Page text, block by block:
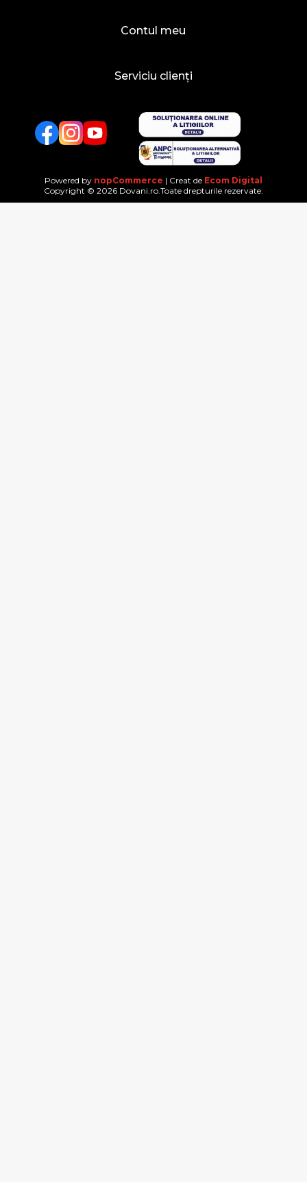
Contul meu
Serviciu clienți
FacebookTwitterYouTube
Powered by nopCommerce | Creat de Ecom Digital
Copyright © 2026 Dovani.ro.Toate drepturile rezervate.